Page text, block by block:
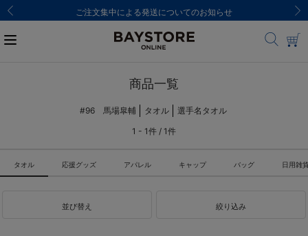
ご注文集中による発送についてのお知らせ
商品一覧
#96 馬場皐輔 タオル
選手名タオル
1 - 1件 / 1件
タオル 応援グッズ アパレル キャップ バッグ 日用雑
並び替え 絞り込み